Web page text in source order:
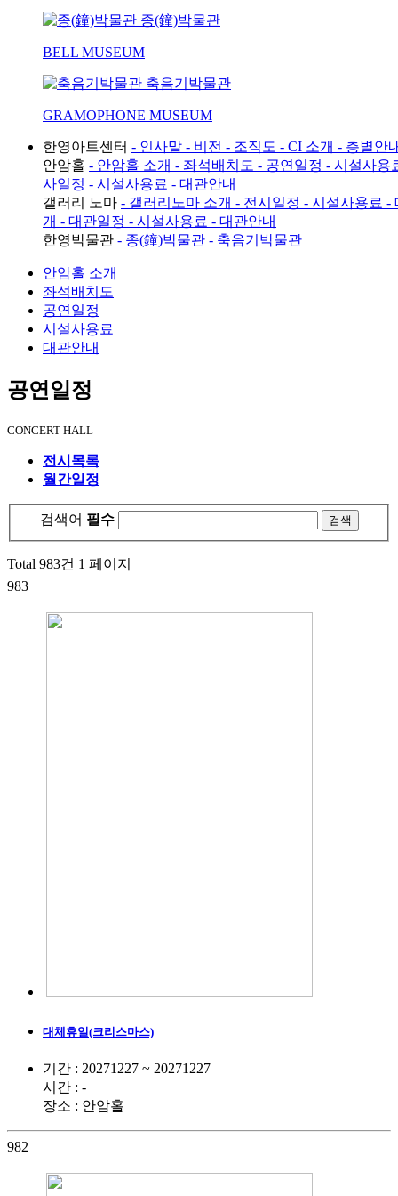
종(鐘)박물관
BELL MUSEUM
축음기박물관
GRAMOPHONE MUSEUM
한영아트센터 - 인사말 - 비전 - 조직도 - CI 소개 - 층별안
안암홀 - 안암홀 소개 - 좌석배치도 - 공연일정 - 시설사용
사일정 - 시설사용료 - 대관안내
갤러리 노마 - 갤러리노마 소개 - 전시일정 - 시설사용료 -
개 - 대관일정 - 시설사용료 - 대관안내
한영박물관 - 종(鐘)박물관 - 축음기박물관
안암홀 소개
좌석배치도
공연일정
시설사용료
대관안내
공연일정
CONCERT HALL
전시목록
월간일정
검색어 필수
Total 983건 1 페이지
983
대체휴일(크리스마스)
기간 : 20271227 ~ 20271227
시간 : -
장소 : 안암홀
982